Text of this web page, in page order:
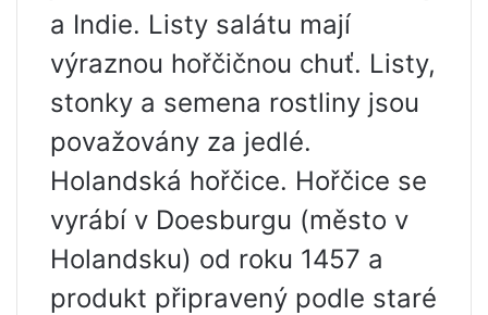
a Indie. Listy salátu mají
výraznou hořčičnou chuť. Listy,
stonky a semena rostliny jsou
považovány za jedlé.
Holandská hořčice. Hořčice se
vyrábí v Doesburgu (město v
Holandsku) od roku 1457 a
produkt připravený podle staré